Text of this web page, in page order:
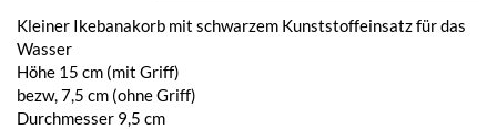
Kleiner Ikebanakorb mit schwarzem Kunststoffeinsatz für das
Wasser
Höhe 15 cm (mit Griff)
bezw, 7,5 cm (ohne Griff)
Durchmesser 9,5 cm